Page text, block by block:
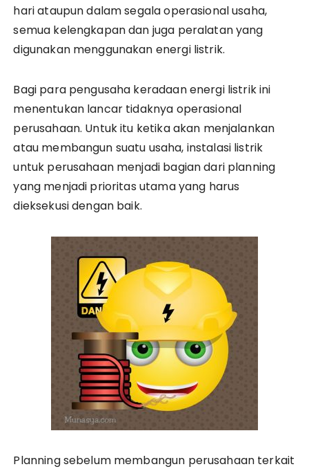
hari ataupun dalam segala operasional usaha,
semua kelengkapan dan juga peralatan yang
digunakan menggunakan energi listrik.
Bagi para pengusaha keradaan energi listrik ini
menentukan lancar tidaknya operasional
perusahaan. Untuk itu ketika akan menjalankan
atau membangun suatu usaha, instalasi listrik
untuk perusahaan menjadi bagian dari planning
yang menjadi prioritas utama yang harus
dieksekusi dengan baik.
Planning sebelum membangun perusahaan terkait